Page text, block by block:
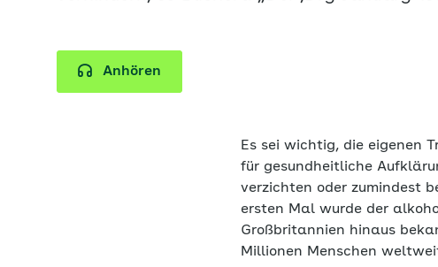
Anhören
Es sei wichtig, die eigenen
für gesundheitliche
verzichten oder zumindest
ersten Mal wurde der
Großbritannien hinaus
Millionen Menschen